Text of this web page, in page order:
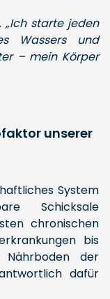
„Ich starte jeden
Wassers und
– mein Körper
unserer
System
Schicksale
chronischen
bis
der
dafür